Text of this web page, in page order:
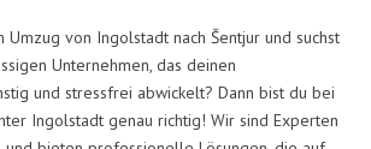
Umzug von Ingolstadt nach Šentjur und suchst
Unternehmen, das deinen
und stressfrei abwickelt? Dann bist du bei
Ingolstadt genau richtig! Wir sind Experten